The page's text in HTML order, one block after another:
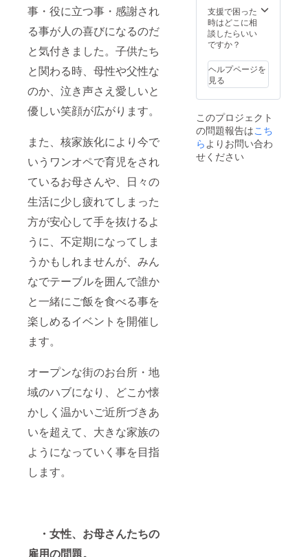
事・役に立つ事・感謝され
る事が人の喜びになるのだ
と気付きました。子供たち
と関わる時、母性や父性な
のか、泣き声さえ愛しいと
優しい笑顔が広がります。
また、核家族化により今で
いうワンオペで育児をされ
ているお母さんや、日々の
生活に少し疲れてしまった
方が安心して手を抜けるよ
うに、不定期になってしま
うかもしれませんが、みん
なでテーブルを囲んで誰か
と一緒にご飯を食べる事を
楽しめるイベントを開催し
ます。
オープンな街のお台所・地
域のハブになり、どこか懐
かしく温かいご近所づきあ
いを超えて、大きな家族の
ようになっていく事を目指
します。
・女性、お母さんたちの
雇用の問題。
いたし
ます。
11月以
降順次
定で
す。 ※
グッズ
は一部
更とな
る場合
がござ
いま
す。
のどち
らか一
点をお
届けし
・お好
きな方
をお選
びいた
メッ
セージ
にてコ
メント
を下さ
支援で困った
時はどこに相
談したらいい
ですか？
ヘルプページを
見る
このプロジェクト
の問題報告はこち
ら よりお問い合わ
せください